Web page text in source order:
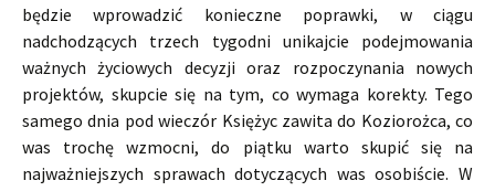
będzie wprowadzić konieczne poprawki, w ciągu
nadchodzących trzech tygodni unikajcie podejmowania
ważnych życiowych decyzji oraz rozpoczynania nowych
projektów, skupcie się na tym, co wymaga korekty. Tego
samego dnia pod wieczór Księżyc zawita do Koziorożca, co
was trochę wzmocni, do piątku warto skupić się na
najważniejszych sprawach dotyczących was osobiście. W